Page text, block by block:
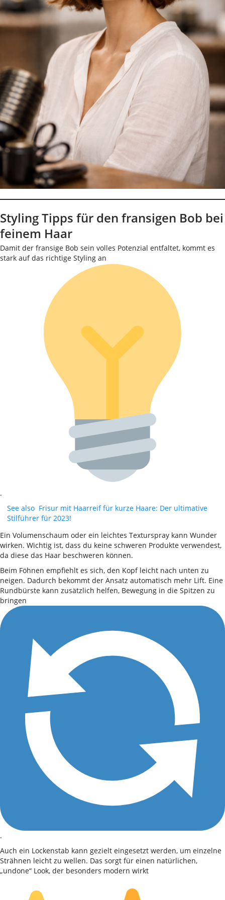
Styling Tipps für den fransigen Bob bei
feinem Haar
Damit der fransige Bob sein volles Potenzial entfaltet, kommt es
stark auf das richtige Styling an
.
See also Frisur mit Haarreif für kurze Haare: Der ultimative
Stilführer für 2023!
Ein Volumenschaum oder ein leichtes Texturspray kann Wunder
wirken. Wichtig ist, dass du keine schweren Produkte verwendest,
da diese das Haar beschweren können.
Beim Föhnen empfiehlt es sich, den Kopf leicht nach unten zu
neigen. Dadurch bekommt der Ansatz automatisch mehr Lift. Eine
Rundbürste kann zusätzlich helfen, Bewegung in die Spitzen zu
bringen
.
Auch ein Lockenstab kann gezielt eingesetzt werden, um einzelne
Strähnen leicht zu wellen. Das sorgt für einen natürlichen,
„undone“ Look, der besonders modern wirkt